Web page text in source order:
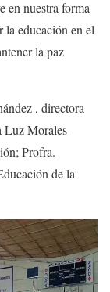
en nuestra forma
la educación en el
la paz
, directora
Luz Morales
Profra.
de la